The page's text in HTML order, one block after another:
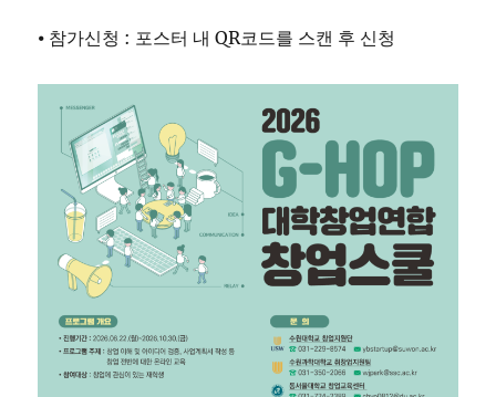
⦁ 참가신청 : 포스터 내 QR코드를 스캔 후 신청